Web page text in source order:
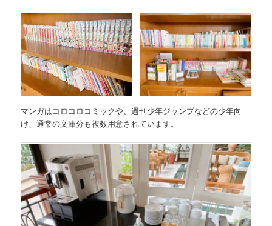
マンガはコロコロコミックや、週刊少年ジャンプなどの少年向
け、通常の文庫分も複数用意されています。